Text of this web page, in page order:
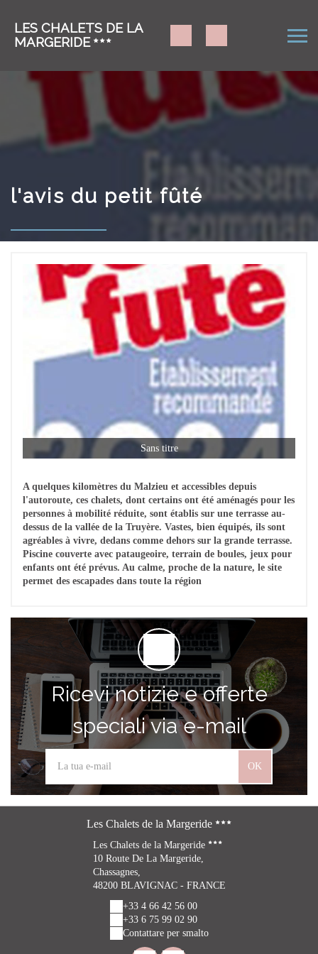
LES CHALETS DE LA
MARGERIDE
l'avis du petit fûté
Sans titre
A quelques kilomètres du Malzieu et accessibles depuis
l'autoroute, ces chalets, dont certains ont été aménagés pour les
personnes à mobilité réduite, sont établis sur une terrasse au-
dessus de la vallée de la Truyère. Vastes, bien équipés, ils sont
agréables à vivre, dedans comme dehors sur la grande terrasse.
Piscine couverte avec pataugeoire, terrain de boules, jeux pour
enfants ont été prévus. Au calme, proche de la nature, le site
permet des escapades dans toute la région
Ricevi notizie e offerte
speciali via e-mail
OK
Les Chalets de la Margeride
Les Chalets de la Margeride
10 Route De La Margeride,
Chassagnes,
48200 BLAVIGNAC - FRANCE
+33 4 66 42 56 00
+33 6 75 99 02 90
Contattare per smalto